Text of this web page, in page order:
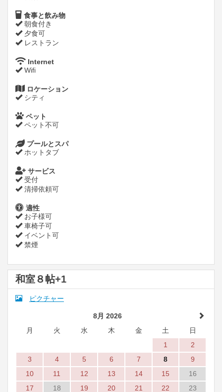
食事と飲み物
朝食付き
夕食可
レストラン
Internet
Wifi
ロケーション
シティ
ペット
ペット不可
プールとスパ
ホットタブ
サービス
受付
清掃依頼可
適性
お子様可
車椅子可
イベント可
禁煙
和室８帖+1
ピクチャー
8月 2026
月
火 水 木 金 土
日
1
2
3
4 5 6 7 8
9
10
11 12 13 14 15
16
17
18 19 20 21 22 23